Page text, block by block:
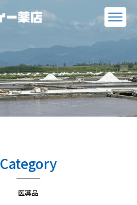
Category
医薬品